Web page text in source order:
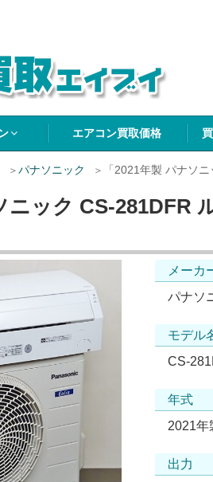
イブイ
エアコン買取価格
パナソニック 「2021年製 パナソ
ニック CS-281DFR
メーカ
パナソ
モデル
CS-
年式
2021年
出力